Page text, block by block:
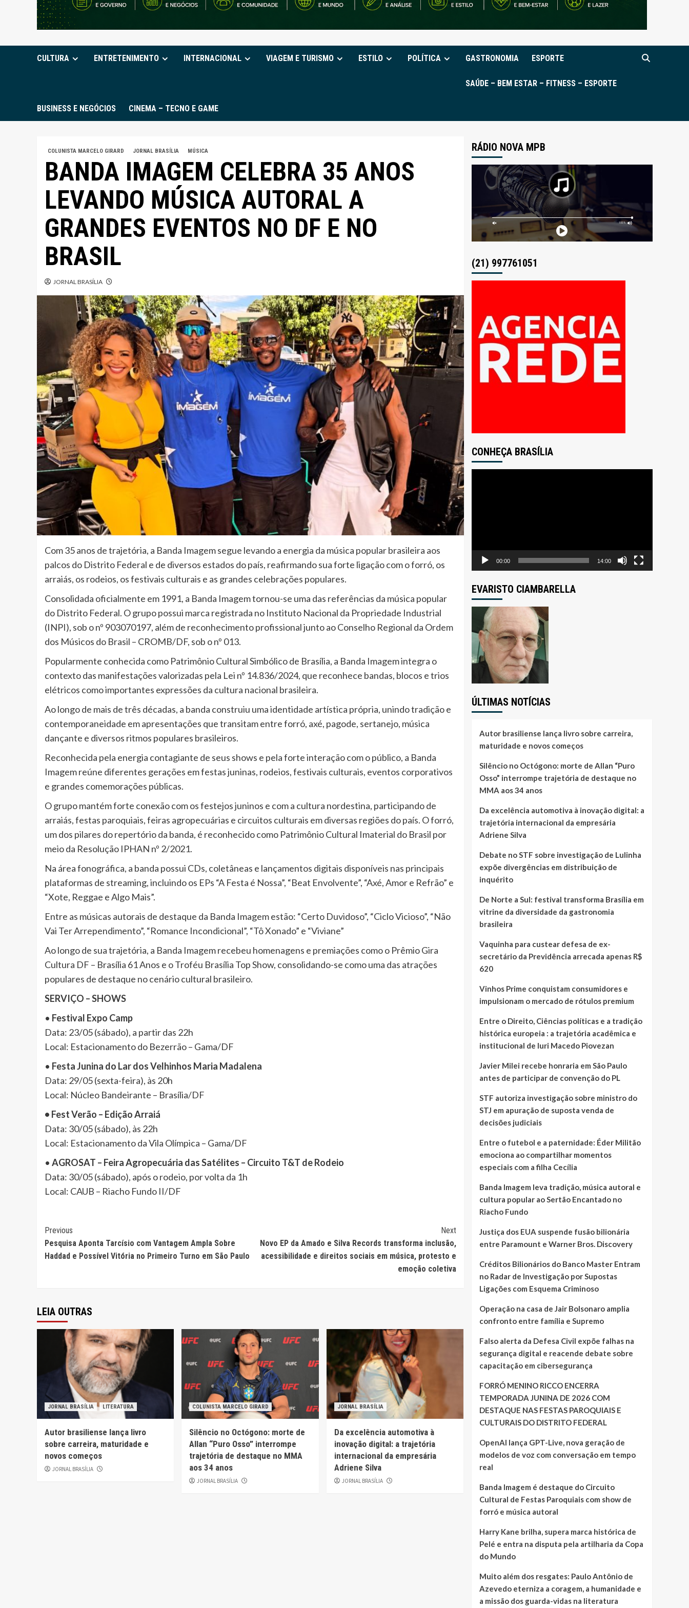
CULTURA ENTRETENIMENTO INTERNACIONAL VIAGEM E TURISMO ESTILO POLÍTICA GASTRONOMIA ESPORTE
SAÚDE – BEM ESTAR – FITNESS – ESPORTE
BUSINESS E NEGÓCIOS CINEMA – TECNO E GAME
COLUNISTA MARCELO GIRARD JORNAL BRASÍLIA MÚSICA
BANDA IMAGEM CELEBRA 35 ANOS
LEVANDO MÚSICA AUTORAL A
GRANDES EVENTOS NO DF E NO
BRASIL
JORNAL BRASÍLIA
Com 35 anos de trajetória, a Banda Imagem segue levando a energia da música popular brasileira aos
palcos do Distrito Federal e de diversos estados do país, reafirmando sua forte ligação com o forró, os
arraiás, os rodeios, os festivais culturais e as grandes celebrações populares.
Consolidada oficialmente em 1991, a Banda Imagem tornou-se uma das referências da música popular
do Distrito Federal. O grupo possui marca registrada no Instituto Nacional da Propriedade Industrial
(INPI), sob o nº 903070197, além de reconhecimento profissional junto ao Conselho Regional da Ordem
dos Músicos do Brasil – CROMB/DF, sob o nº 013.
Popularmente conhecida como Patrimônio Cultural Simbólico de Brasília, a Banda Imagem integra o
contexto das manifestações valorizadas pela Lei nº 14.836/2024, que reconhece bandas, blocos e trios
elétricos como importantes expressões da cultura nacional brasileira.
Ao longo de mais de três décadas, a banda construiu uma identidade artística própria, unindo tradição e
contemporaneidade em apresentações que transitam entre forró, axé, pagode, sertanejo, música
dançante e diversos ritmos populares brasileiros.
Reconhecida pela energia contagiante de seus shows e pela forte interação com o público, a Banda
Imagem reúne diferentes gerações em festas juninas, rodeios, festivais culturais, eventos corporativos
e grandes comemorações públicas.
O grupo mantém forte conexão com os festejos juninos e com a cultura nordestina, participando de
arraiás, festas paroquiais, feiras agropecuárias e circuitos culturais em diversas regiões do país. O forró,
um dos pilares do repertório da banda, é reconhecido como Patrimônio Cultural Imaterial do Brasil por
meio da Resolução IPHAN nº 2/2021.
Na área fonográfica, a banda possui CDs, coletâneas e lançamentos digitais disponíveis nas principais
plataformas de streaming, incluindo os EPs “A Festa é Nossa”, “Beat Envolvente”, “Axé, Amor e Refrão” e
“Xote, Reggae e Algo Mais”.
Entre as músicas autorais de destaque da Banda Imagem estão: “Certo Duvidoso”, “Ciclo Vicioso”, “Não
Vai Ter Arrependimento”, “Romance Incondicional”, “Tô Xonado” e “Viviane”
Ao longo de sua trajetória, a Banda Imagem recebeu homenagens e premiações como o Prêmio Gira
Cultura DF – Brasília 61 Anos e o Troféu Brasília Top Show, consolidando-se como uma das atrações
populares de destaque no cenário cultural brasileiro.
SERVIÇO – SHOWS
• Festival Expo Camp
Data: 23/05 (sábado), a partir das 22h
Local: Estacionamento do Bezerrão – Gama/DF
• Festa Junina do Lar dos Velhinhos Maria Madalena
Data: 29/05 (sexta-feira), às 20h
Local: Núcleo Bandeirante – Brasília/DF
• Fest Verão – Edição Arraiá
Data: 30/05 (sábado), às 22h
Local: Estacionamento da Vila Olímpica – Gama/DF
• AGROSAT – Feira Agropecuária das Satélites – Circuito T&T de Rodeio
Data: 30/05 (sábado), após o rodeio, por volta da 1h
Local: CAUB – Riacho Fundo II/DF
Continue
Reading
Previous
Pesquisa Aponta Tarcísio com Vantagem Ampla Sobre
Haddad e Possível Vitória no Primeiro Turno em São Paulo
Next
Novo EP da Amado e Silva Records transforma inclusão,
acessibilidade e direitos sociais em música, protesto e
emoção coletiva
LEIA OUTRAS
JORNAL BRASÍLIA LITERATURA
Autor brasiliense lança livro
sobre carreira, maturidade e
novos começos
JORNAL BRASÍLIA
COLUNISTA MARCELO GIRARD
Silêncio no Octógono: morte de
Allan “Puro Osso” interrompe
trajetória de destaque no MMA
aos 34 anos
JORNAL BRASÍLIA
JORNAL BRASÍLIA
Da excelência automotiva à
inovação digital: a trajetória
internacional da empresária
Adriene Silva
JORNAL BRASÍLIA
RÁDIO NOVA MPB
(21) 997761051
CONHEÇA BRASÍLIA
00:00 14:00
EVARISTO CIAMBARELLA
ÚLTIMAS NOTÍCIAS
Autor brasiliense lança livro sobre carreira,
maturidade e novos começos
Silêncio no Octógono: morte de Allan “Puro
Osso” interrompe trajetória de destaque no
MMA aos 34 anos
Da excelência automotiva à inovação digital: a
trajetória internacional da empresária
Adriene Silva
Debate no STF sobre investigação de Lulinha
expõe divergências em distribuição de
inquérito
De Norte a Sul: festival transforma Brasília em
vitrine da diversidade da gastronomia
brasileira
Vaquinha para custear defesa de ex-
secretário da Previdência arrecada apenas R$
620
Vinhos Prime conquistam consumidores e
impulsionam o mercado de rótulos premium
Entre o Direito, Ciências políticas e a tradição
histórica europeia : a trajetória acadêmica e
institucional de Iuri Macedo Piovezan
Javier Milei recebe honraria em São Paulo
antes de participar de convenção do PL
STF autoriza investigação sobre ministro do
STJ em apuração de suposta venda de
decisões judiciais
Entre o futebol e a paternidade: Éder Militão
emociona ao compartilhar momentos
especiais com a filha Cecília
Banda Imagem leva tradição, música autoral e
cultura popular ao Sertão Encantado no
Riacho Fundo
Justiça dos EUA suspende fusão bilionária
entre Paramount e Warner Bros. Discovery
Créditos Bilionários do Banco Master Entram
no Radar de Investigação por Supostas
Ligações com Esquema Criminoso
Operação na casa de Jair Bolsonaro amplia
confronto entre família e Supremo
Falso alerta da Defesa Civil expõe falhas na
segurança digital e reacende debate sobre
capacitação em cibersegurança
FORRÓ MENINO RICCO ENCERRA
TEMPORADA JUNINA DE 2026 COM
DESTAQUE NAS FESTAS PAROQUIAIS E
CULTURAIS DO DISTRITO FEDERAL
OpenAI lança GPT-Live, nova geração de
modelos de voz com conversação em tempo
real
Banda Imagem é destaque do Circuito
Cultural de Festas Paroquiais com show de
forró e música autoral
Harry Kane brilha, supera marca histórica de
Pelé e entra na disputa pela artilharia da Copa
do Mundo
Muito além dos resgates: Paulo Antônio de
Azevedo eterniza a coragem, a humanidade e
a missão dos guarda-vidas na literatura